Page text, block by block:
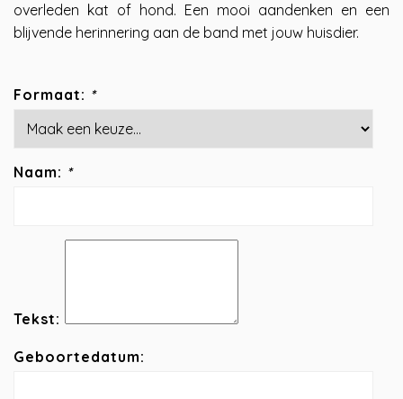
overleden kat of hond. Een mooi aandenken en een
blijvende herinnering aan de band met jouw huisdier.
Formaat: *
Naam: *
Tekst:
Geboortedatum: